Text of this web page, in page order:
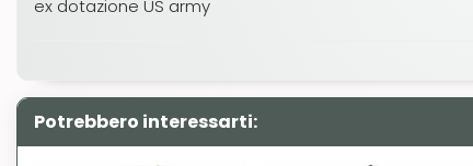
ex dotazione US army
Potrebbero interessarti: